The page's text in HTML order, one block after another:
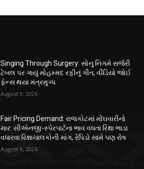
Singing Through Surgery: સોનુ નિગમે સર્જરી
ટેબલ પર ગાયું મોહમ્મદ રફીનું ગીત, વીડિયો જોઈ
ફેન્સ થયા મંત્રમુગ્ધ
August 9, 2026
Fair Pricing Demand: રાજકોટમાં મોંઘવારીનો
માર: સીએનજી-સ્પેરપાર્ટના ભાવ વધતા રિક્ષા ભાડા
વધારવા રિક્ષાચાલકોની માંગ, રેપિડો સામે પણ રોષ
August 9, 2026